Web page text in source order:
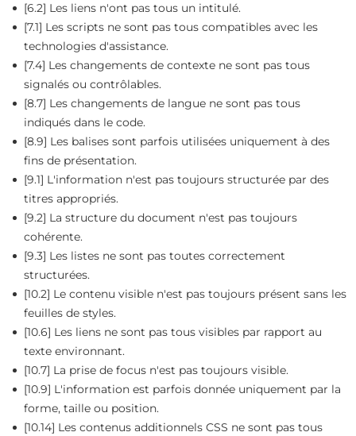
[6.2] Les liens n'ont pas tous un intitulé.
[7.1] Les scripts ne sont pas tous compatibles avec les
technologies d'assistance.
[7.4] Les changements de contexte ne sont pas tous
signalés ou contrôlables.
[8.7] Les changements de langue ne sont pas tous
indiqués dans le code.
[8.9] Les balises sont parfois utilisées uniquement à des
fins de présentation.
[9.1] L'information n'est pas toujours structurée par des
titres appropriés.
[9.2] La structure du document n'est pas toujours
cohérente.
[9.3] Les listes ne sont pas toutes correctement
structurées.
[10.2] Le contenu visible n'est pas toujours présent sans les
feuilles de styles.
[10.6] Les liens ne sont pas tous visibles par rapport au
texte environnant.
[10.7] La prise de focus n'est pas toujours visible.
[10.9] L'information est parfois donnée uniquement par la
forme, taille ou position.
[10.14] Les contenus additionnels CSS ne sont pas tous